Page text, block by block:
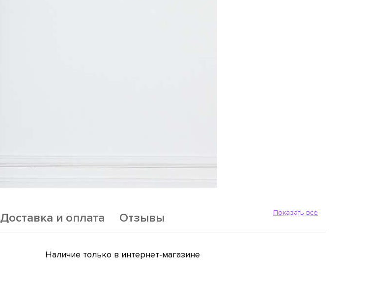
Показать все
Доставка и оплата Отзывы
Наличие только в интернет-магазине